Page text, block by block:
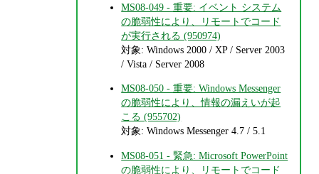
MS08-049 - 重要: イベント システム
の脆弱性により、リモートでコード
が実行される (950974)
対象: Windows 2000 / XP / Server 2003
/ Vista / Server 2008
MS08-050 - 重要: Windows Messenger
の脆弱性により、情報の漏えいが起
こる (955702)
対象: Windows Messenger 4.7 / 5.1
MS08-051 - 緊急: Microsoft PowerPoint
の脆弱性により、リモートでコード